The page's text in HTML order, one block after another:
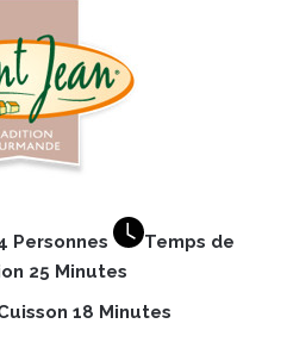
Personnes
Temps de
25 Minutes
18 Minutes